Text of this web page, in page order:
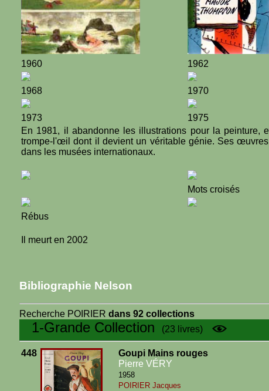
1960 1962
1968 1970
1973 1975
En 1981, il abandonne les illustrations pour la peinture,
trompe-l'œil dont il devient un véritable génie. Ses
dans les musées internationaux.
Mots croisés
Rébus
Il meurt en 2002
Bibliographie Nelson
Recherche POIRIER dans 92 collections
1-Grande Collection (23 livres)
448
Goupi Mains rouges
Pierre VÉRY
1958
POIRIER Jacques